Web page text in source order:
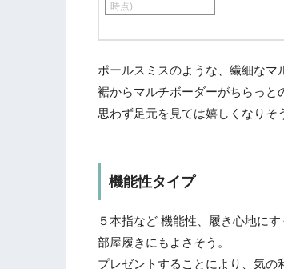
時点)
ポールスミスのような、繊細なマ
裾からマルチボーダーがちらっと
思わず足元を見ては嬉しくなりそ
機能性タイプ
５本指など 機能性、履き心地に
部屋履きにもよさそう。
プレゼントすることにより、気の